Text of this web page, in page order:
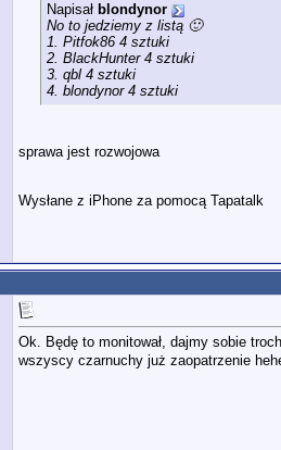
Napisał blondynor
No to jedziemy z listą 🙂
1. Pitfok86 4 sztuki
2. BlackHunter 4 sztuki
3. qbl 4 sztuki
4. blondynor 4 sztuki
sprawa jest rozwojowa
Wysłane z iPhone za pomocą Tapatalk
Ok. Będę to monitował, dajmy sobie
wszyscy czarnuchy już zaopatrzenie